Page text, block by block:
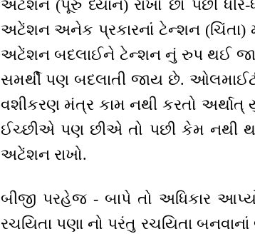
અટેંશન (પૂરું ધ્યાન) રાખો છો પછી
અટેંશન અનેક પ્રકારનાં ટેન્શન (ચિંતા)
અટેંશન બદલાઈને ટેન્શન નું રુપ થઈ
સમર્થી પણ બદલાતી જાય છે.
વશીકરણ મંત્ર કામ નથી કરતો અર્થાત્
ઈચ્છીએ પણ છીએ તો પછી કેમ નથી
અટેંશન રાખો.
બીજી પરહેજ - બાપે તો અધિકાર
રચયિતા પણા નો પરંતુ રચયિતા